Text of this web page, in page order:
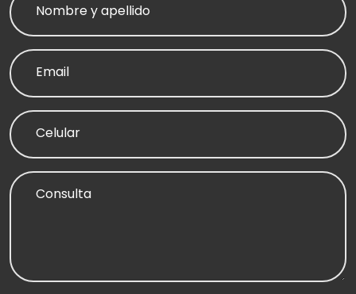
Nombre y apellido
Email
Celular
Consulta